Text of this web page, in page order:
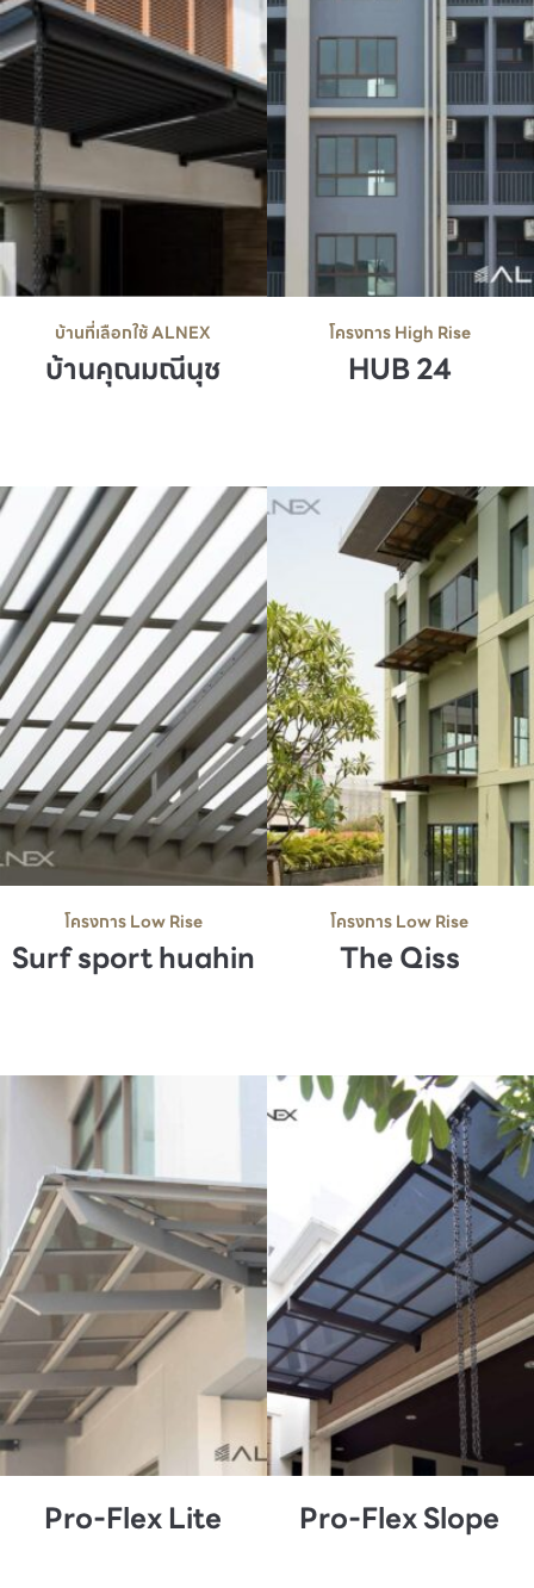
บ้านที่เลือกใช้ ALNEX
บ้านคุณมณีนุช
โครงการ High Rise
HUB 24
โครงการ Low Rise
Surf sport huahin
โครงการ Low Rise
The Qiss
Pro-Flex Lite Pro-Flex Slope